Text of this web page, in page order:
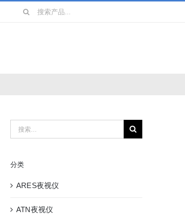
索：
分类
ARES夜视仪
ATN夜视仪